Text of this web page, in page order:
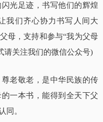
光足迹，书写他们的辉煌
我们齐心协力书写人间大
母，支持和参与“我为父母
请关注我们的微信公众号)
老敬老，是中华民族的传
一本书，能得到全天下父
同。